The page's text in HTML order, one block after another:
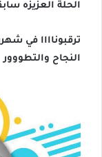
الحلة العزيزه
ترقبوناااا في
النجاح والتطووور